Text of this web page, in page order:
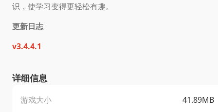
识，使学习变得更轻松有趣。
更新日志
v3.4.4.1
详细信息
游戏大小 41.89MB